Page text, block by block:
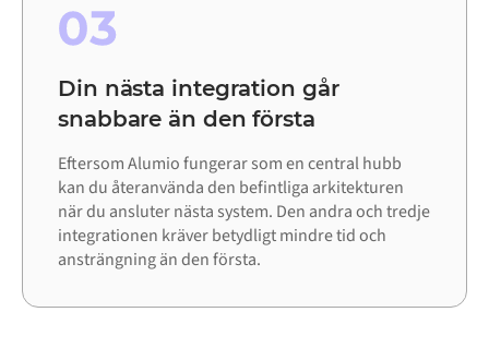
03
Din nästa integration går
snabbare än den första
Eftersom Alumio fungerar som en central hubb
kan du återanvända den befintliga arkitekturen
när du ansluter nästa system. Den andra och tredje
integrationen kräver betydligt mindre tid och
ansträngning än den första.